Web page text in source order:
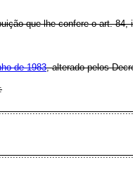
que lhe confere o art.
de 1983, alterado pelos